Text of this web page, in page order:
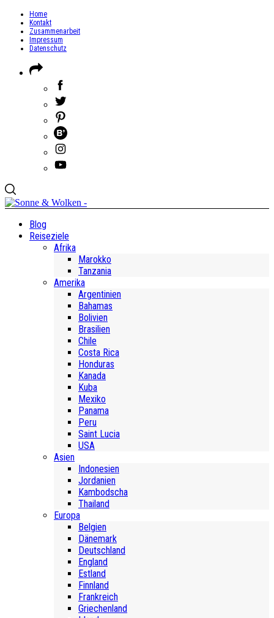
Home
Kontakt
Zusammenarbeit
Impressum
Datenschutz
Blog
Reiseziele
Afrika
Marokko
Tanzania
Amerika
Argentinien
Bahamas
Bolivien
Brasilien
Chile
Costa Rica
Honduras
Kanada
Kuba
Mexiko
Panama
Peru
Saint Lucia
USA
Asien
Indonesien
Jordanien
Kambodscha
Thailand
Europa
Belgien
Dänemark
Deutschland
England
Estland
Finnland
Frankreich
Griechenland